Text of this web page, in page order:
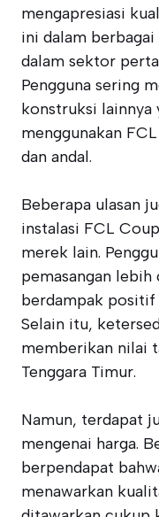
mengapresiasi
ini dalam
dalam sektor
Pengguna sering
konstruksi lainnya
menggunakan
dan andal.
Beberapa ulasan
instalasi FCL
merek lain.
pemasangan lebih
berdampak
Selain itu,
memberikan nilai
Tenggara Timur.
Namun, terdapat
mengenai harga.
berpendapat
menawarkan